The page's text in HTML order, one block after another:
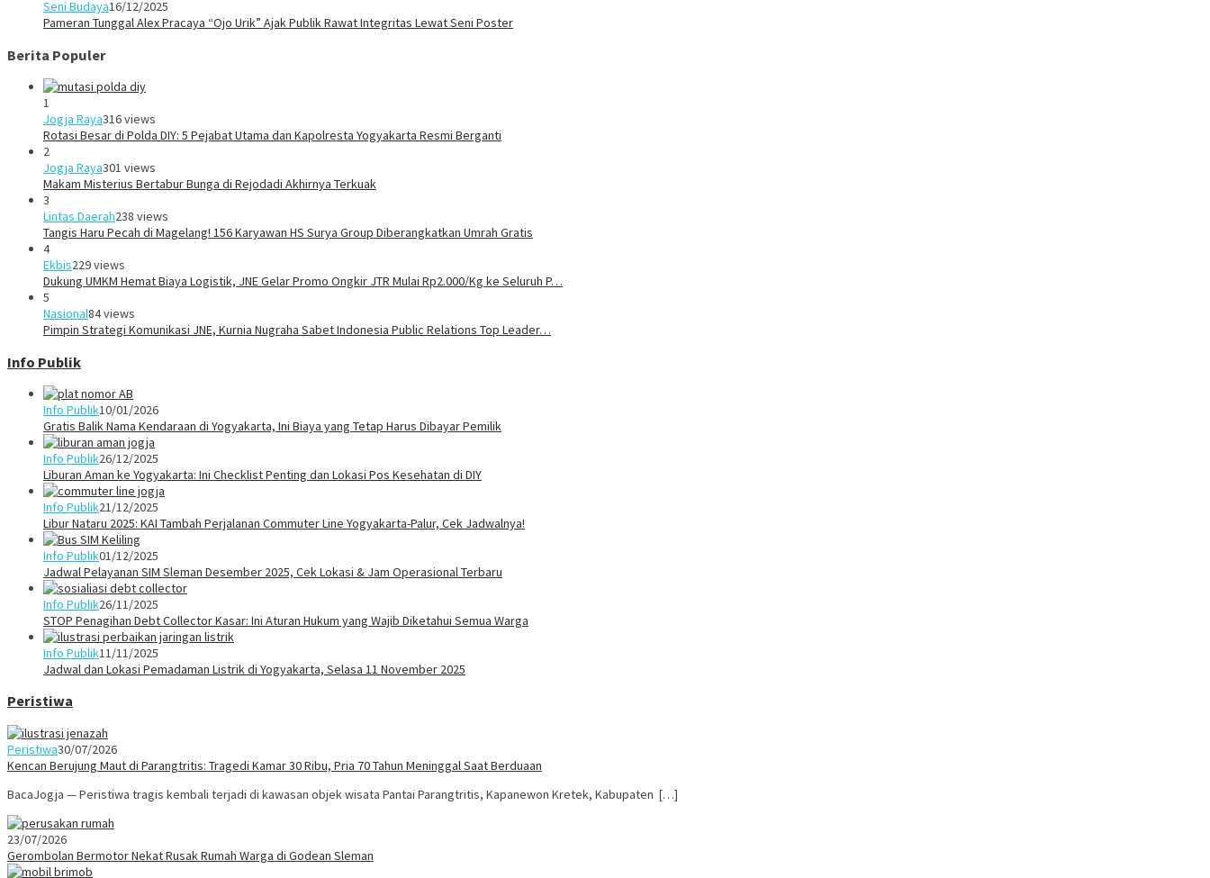
Seni Budaya16/12/2025
Pameran Tunggal Alex Pracaya “Ojo Urik” Ajak Publik Rawat Integritas Lewat Seni Poster
Berita Populer
1
Jogja Raya316 views
Rotasi Besar di Polda DIY: 5 Pejabat Utama dan Kapolresta Yogyakarta Resmi Berganti
2
Jogja Raya301 views
Makam Misterius Bertabur Bunga di Rejodadi Akhirnya Terkuak
3
Lintas Daerah238 views
Tangis Haru Pecah di Magelang! 156 Karyawan HS Surya Group Diberangkatkan Umrah Gratis
4
Ekbis229 views
Dukung UMKM Hemat Biaya Logistik, JNE Gelar Promo Ongkir JTR Mulai Rp2.000/Kg ke Seluruh P…
5
Nasional84 views
Pimpin Strategi Komunikasi JNE, Kurnia Nugraha Sabet Indonesia Public Relations Top Leader…
Info Publik
Info Publik10/01/2026
Gratis Balik Nama Kendaraan di Yogyakarta, Ini Biaya yang Tetap Harus Dibayar Pemilik
Info Publik26/12/2025
Liburan Aman ke Yogyakarta: Ini Checklist Penting dan Lokasi Pos Kesehatan di DIY
Info Publik21/12/2025
Libur Nataru 2025: KAI Tambah Perjalanan Commuter Line Yogyakarta-Palur, Cek Jadwalnya!
Info Publik01/12/2025
Jadwal Pelayanan SIM Sleman Desember 2025, Cek Lokasi & Jam Operasional Terbaru
Info Publik26/11/2025
STOP Penagihan Debt Collector Kasar: Ini Aturan Hukum yang Wajib Diketahui Semua Warga
Info Publik11/11/2025
Jadwal dan Lokasi Pemadaman Listrik di Yogyakarta, Selasa 11 November 2025
Peristiwa
Peristiwa30/07/2026
Kencan Berujung Maut di Parangtritis: Tragedi Kamar 30 Ribu, Pria 70 Tahun Meninggal Saat Berduaan
BacaJogja — Peristiwa tragis kembali terjadi di kawasan objek wisata Pantai Parangtritis, Kapanewon Kretek, Kabupaten […]
23/07/2026
Gerombolan Bermotor Nekat Rusak Rumah Warga di Godean Sleman